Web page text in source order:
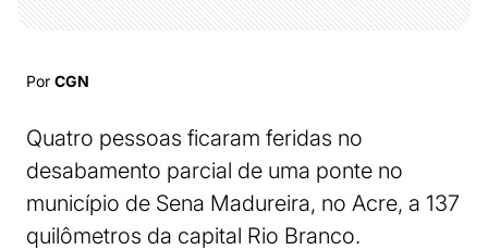
Por CGN
Quatro pessoas ficaram feridas no
desabamento parcial de uma ponte no
município de Sena Madureira, no Acre, a 137
quilômetros da capital Rio Branco.